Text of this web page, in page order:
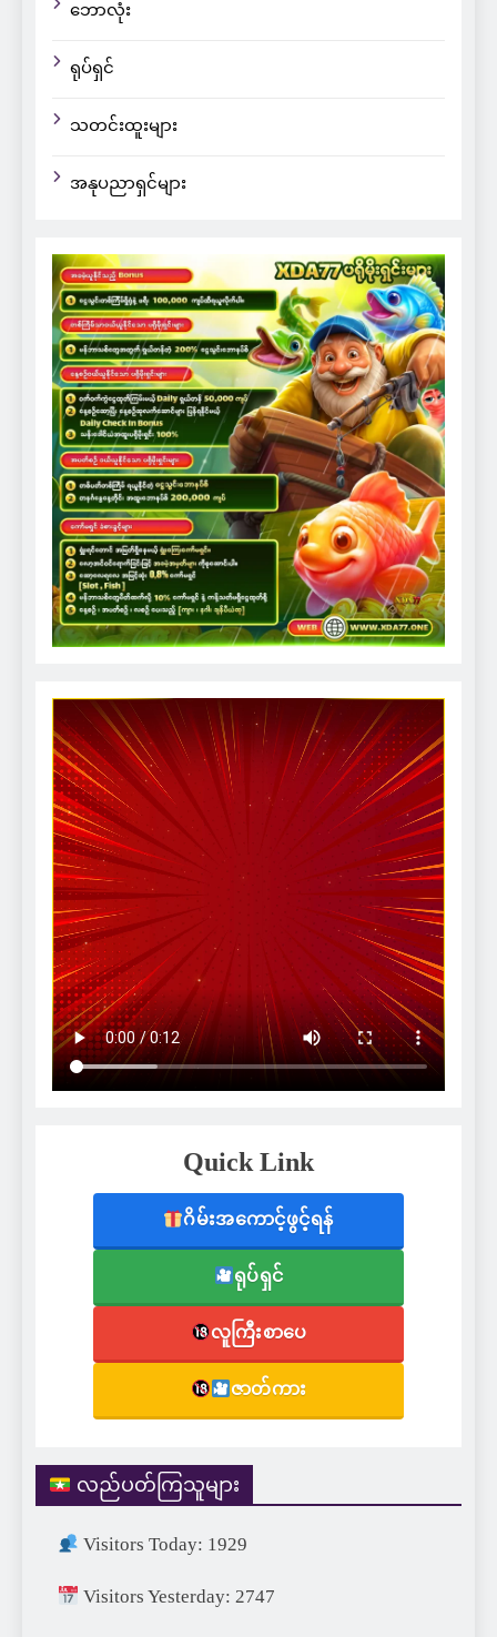
ဘောလုံး
ရုပ်ရှင်
သတင်းထူးများ
အနုပညာရှင်များ
Quick Link
ဂိမ်းအကောင့်ဖွင့်ရန်
ရုပ်ရှင်
လူကြီးစာပေ
ဇာတ်ကား
လည်ပတ်ကြသူများ
Visitors Today: 1929
Visitors Yesterday: 2747